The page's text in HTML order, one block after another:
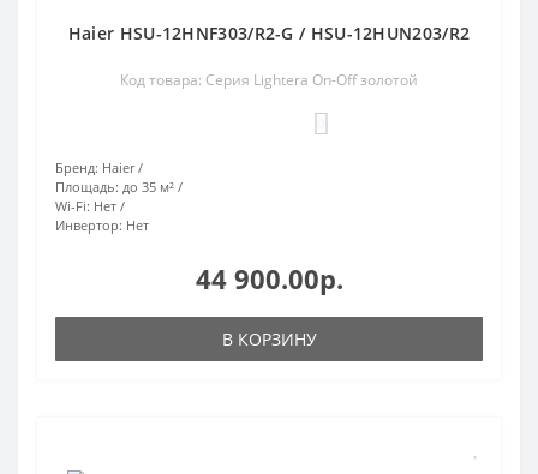
Haier HSU-12HNF303/R2-G / HSU-12HUN203/R2
Код товара: Серия Lightera On-Off золотой
Бренд: Haier
Площадь: до 35 м²
Wi-Fi: Нет
Инвертор: Нет
44 900.00р.
В КОРЗИНУ